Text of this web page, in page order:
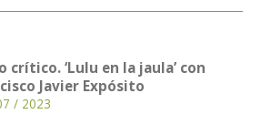
crítico. ‘Lulu en la jaula’ con
Javier Expósito
/ 2023